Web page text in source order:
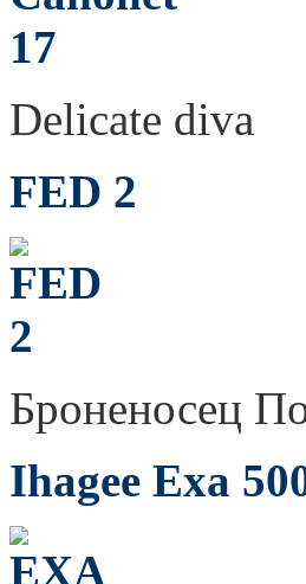
Delicate diva
FED 2
Броненосец
Ihagee Exa